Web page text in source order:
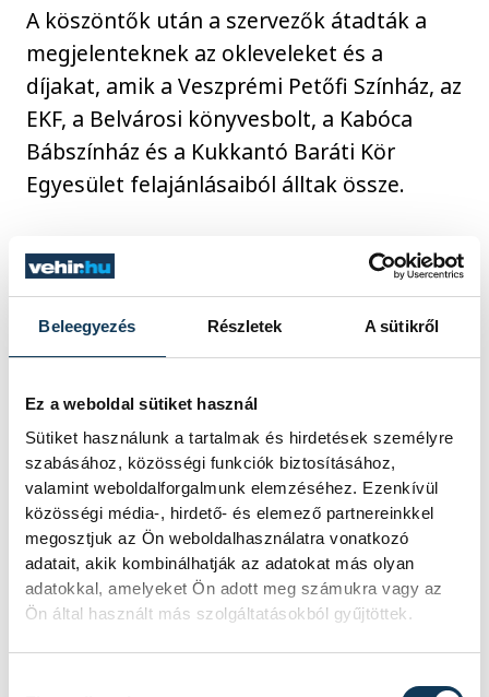
Beleegyezés Részletek A sütikről
Ez a weboldal sütiket használ
Sütiket használunk a tartalmak és hirdetések személyre
szabásához, közösségi funkciók biztosításához,
valamint weboldalforgalmunk elemzéséhez. Ezenkívül
közösségi média-, hirdető- és elemező partnereinkkel
megosztjuk az Ön weboldalhasználatra vonatkozó
adatait, akik kombinálhatják az adatokat más olyan
adatokkal, amelyeket Ön adott meg számukra vagy az
Ön által használt más szolgáltatásokból gyűjtöttek.
A köszöntők után a szervezők átadták a
megjelenteknek az okleveleket és a
díjakat, amik a Veszprémi Petőfi Színház, az
EKF, a Belvárosi könyvesbolt, a Kabóca
Bábszínház és a Kukkantó Baráti Kör
Egyesület felajánlásaiból álltak össze.
A díjazottak nevei
az 5-től 7 éves korosztályban: Katona-
Molnár Hédi, Czeti Norina;
a 8-9 évesek közt: Fercsik Boglárka,
Tenk Izabella;
a 10-11 évesek közt: Kopácsi Marcell,
Sótonyi Júlia, Kis-Gál Hanna, Tibor
Csenge. Illetve ebben a korosztályban
külön díjazták a Hriszto Botev
Általános Iskola 4. a osztályát, akik 24
alkotással a legaktívabbak voltak a
városban.